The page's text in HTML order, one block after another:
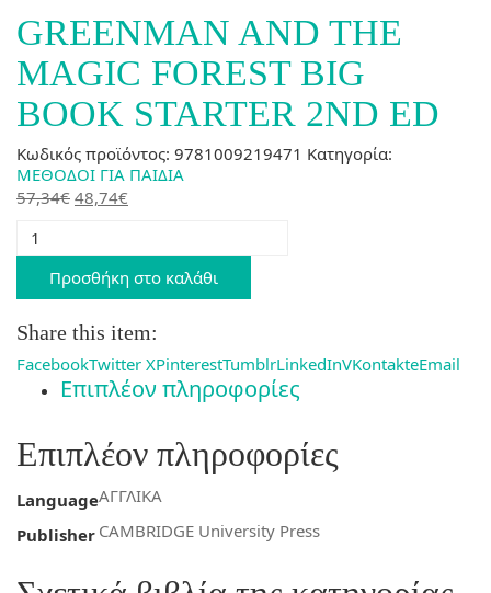
GREENMAN AND THE
MAGIC FOREST BIG
BOOK STARTER 2ND ED
Κωδικός προϊόντος: 9781009219471 Κατηγορία:
ΜΕΘΟΔΟΙ ΓΙΑ ΠΑΙΔΙΑ
57,34€ Original
57,34€.
48,74€
48,74€.
GREENMAN
AND
MAGIC
BIG
BOOK
STARTER
2ND
ποσότητα
Προσθήκη στο καλάθι
Share this item:
FacebookTwitter XPinterestTumblrLinkedInVKontakteEmail
Επιπλέον πληροφορίες
Επιπλέον πληροφορίες
LanguageΑΓΓΛΙΚΑ
Publisher CAMBRIDGE University Press